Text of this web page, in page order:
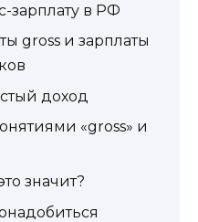
зарплату в РФ
gross и зарплаты
доход
«gross» и
значит?